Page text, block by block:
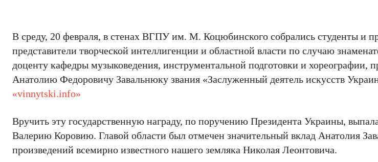
В среду, 20 февраля, в стенах ВГПУ им. М. Коцюбинского собрались студенты и
представители творческой интеллигенции и областной власти по случаю
доценту кафедры музыковедения, инструментальной подготовки и хореографии,
Анатолию Федоровичу Завальнюку звания «Заслуженный деятель искусств
«vinnytski.info»
Вручить эту государственную награду, по поручению Президента Украины,
Валерию Коровию. Главой области был отмечен значительный вклад Анатолия
произведений всемирно известного нашего земляка Николая Леонтовича.